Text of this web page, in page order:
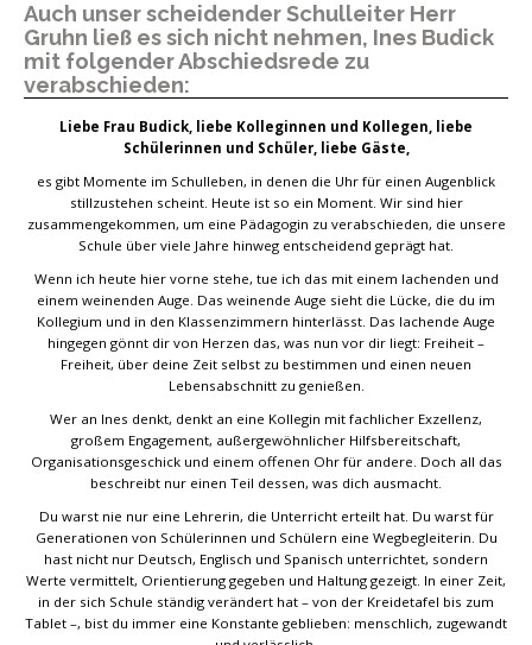
Auch unser scheidender Schulleiter Herr
Gruhn ließ es sich nicht nehmen, Ines Budick
mit folgender Abschiedsrede zu
verabschieden:
Liebe Frau Budick, liebe Kolleginnen und Kollegen, liebe
Schülerinnen und Schüler, liebe Gäste,
es gibt Momente im Schulleben, in denen die Uhr für einen Augenblick
stillzustehen scheint. Heute ist so ein Moment. Wir sind hier
zusammengekommen, um eine Pädagogin zu verabschieden, die unsere
Schule über viele Jahre hinweg entscheidend geprägt hat.
Wenn ich heute hier vorne stehe, tue ich das mit einem lachenden und
einem weinenden Auge. Das weinende Auge sieht die Lücke, die du im
Kollegium und in den Klassenzimmern hinterlässt. Das lachende Auge
hingegen gönnt dir von Herzen das, was nun vor dir liegt: Freiheit –
Freiheit, über deine Zeit selbst zu bestimmen und einen neuen
Lebensabschnitt zu genießen.
Wer an Ines denkt, denkt an eine Kollegin mit fachlicher Exzellenz,
großem Engagement, außergewöhnlicher Hilfsbereitschaft,
Organisationsgeschick und einem offenen Ohr für andere. Doch all das
beschreibt nur einen Teil dessen, was dich ausmacht.
Du warst nie nur eine Lehrerin, die Unterricht erteilt hat. Du warst für
Generationen von Schülerinnen und Schülern eine Wegbegleiterin. Du
hast nicht nur Deutsch, Englisch und Spanisch unterrichtet, sondern
Werte vermittelt, Orientierung gegeben und Haltung gezeigt. In einer Zeit,
in der sich Schule ständig verändert hat – von der Kreidetafel bis zum
Tablet –, bist du immer eine Konstante geblieben: menschlich, zugewandt